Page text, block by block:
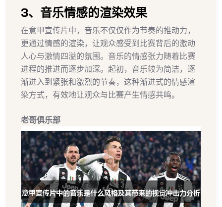
3、音乐情感的渲染效果
在意甲宣传片中，音乐不仅仅作为节奏的推动力，
更通过情感的渲染，让观众感受到比赛背后的激动
人心与激情四溢的氛围。音乐的情感张力随着比赛
进程的推进而逐步加深。起初，音乐较为简洁，逐
渐进入到紧张和激烈的节奏，这种渐进式的情感渲
染方式，有效地让观众与比赛产生情感共鸣。
老哥俱乐部